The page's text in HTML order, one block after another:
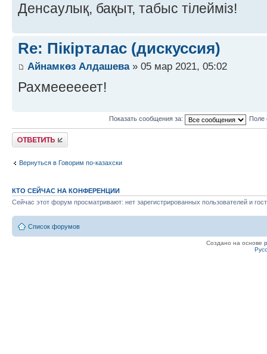
Денсаулық, бақыт, табыс тілейміз!
Re: Пікірталас (дискуссия)
Айнамкөз Алдашева» 05 мар 2021, 05:02
Рахмеееееет!
Показать сообщения за: Поле
Ответить
Вернуться в Говорим по-казахски
КТО СЕЙЧАС НА КОНФЕРЕНЦИИ
Сейчас этот форум просматривают: нет зарегистрированных пользователей и
Список форумов
Создано на основе